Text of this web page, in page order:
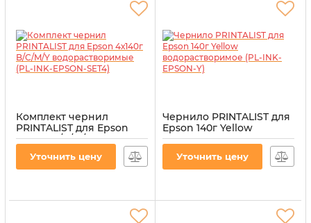
клиентов мы выбираем только проверенное
Комплект чернил
PRINTALIST для Epson
4х140г B/C/M/Y
водорастворимые (PL-
INK-EPSON-SET4)
Уточнить цену
Чернило PRINTALIST для
Epson 140г Yellow
водорастворимое (PL-
PL-INK-EPSON-Y
Уточнить цену